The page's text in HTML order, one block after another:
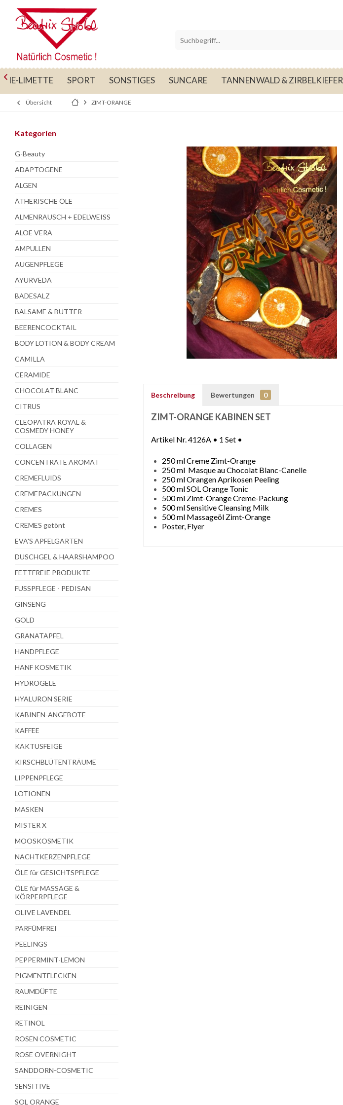
LIMETTE SPORT SONSTIGES SUNCARE TANNENWALD & ZIRBELKIEFER

Übersicht ZIMT-ORANGE
Kategorien
G-Beauty
ADAPTOGENE
ALGEN
ÄTHERISCHE ÖLE
ALMENRAUSCH + EDELWEISS
ALOE VERA
AMPULLEN
AUGENPFLEGE
AYURVEDA
BADESALZ
BALSAME & BUTTER
BEERENCOCKTAIL
BODY LOTION & BODY CREAM
CAMILLA
CERAMIDE
CHOCOLAT BLANC
CITRUS
CLEOPATRA ROYAL &
COSMEDY HONEY
COLLAGEN
CONCENTRATE AROMAT
CREMEFLUIDS
CREMEPACKUNGEN
CREMES
CREMES getönt
EVA'S APFELGARTEN
DUSCHGEL & HAARSHAMPOO
FETTFREIE PRODUKTE
FUSSPFLEGE - PEDISAN
GINSENG
GOLD
GRANATAPFEL
HANDPFLEGE
HANF KOSMETIK
HYDROGELE
HYALURON SERIE
KABINEN-ANGEBOTE
KAFFEE
KAKTUSFEIGE
KIRSCHBLÜTENTRÄUME
LIPPENPFLEGE
LOTIONEN
MASKEN
MISTER X
MOOSKOSMETIK
NACHTKERZENPFLEGE
ÖLE für GESICHTSPFLEGE
ÖLE für MASSAGE &
KÖRPERPFLEGE
OLIVE LAVENDEL
PARFÜMFREI
PEELINGS
PEPPERMINT-LEMON
PIGMENTFLECKEN
RAUMDÜFTE
REINIGEN
RETINOL
ROSEN COSMETIC
ROSE OVERNIGHT
SANDDORN-COSMETIC
SENSITIVE
SOL ORANGE
Beschreibung Bewertungen 0
ZIMT-ORANGE KABINEN SET
Artikel Nr. 4126A • 1 Set •
250 ml Creme Zimt-Orange
250 ml Masque au Chocolat Blanc-Canelle
250 ml Orangen Aprikosen Peeling
500 ml SOL Orange Tonic
500 ml Zimt-Orange Creme-Packung
500 ml Sensitive Cleansing Milk
500 ml Massageöl Zimt-Orange
Poster, Flyer